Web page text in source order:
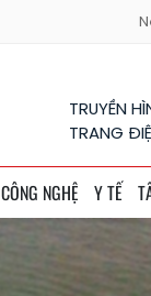
TRUYỀN
TRANG
CÔNG NGHỆ Y TẾ